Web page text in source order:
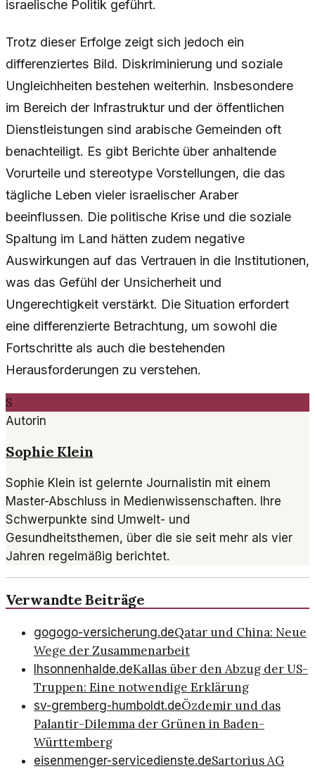
israelische Politik geführt.
Trotz dieser Erfolge zeigt sich jedoch ein
differenziertes Bild. Diskriminierung und soziale
Ungleichheiten bestehen weiterhin. Insbesondere
im Bereich der Infrastruktur und der öffentlichen
Dienstleistungen sind arabische Gemeinden oft
benachteiligt. Es gibt Berichte über anhaltende
Vorurteile und stereotype Vorstellungen, die das
tägliche Leben vieler israelischer Araber
beeinflussen. Die politische Krise und die soziale
Spaltung im Land hätten zudem negative
Auswirkungen auf das Vertrauen in die Institutionen,
was das Gefühl der Unsicherheit und
Ungerechtigkeit verstärkt. Die Situation erfordert
eine differenzierte Betrachtung, um sowohl die
Fortschritte als auch die bestehenden
Herausforderungen zu verstehen.
S
Autorin
Sophie Klein
Sophie Klein ist gelernte Journalistin mit einem
Master-Abschluss in Medienwissenschaften. Ihre
Schwerpunkte sind Umwelt- und
Gesundheitsthemen, über die sie seit mehr als vier
Jahren regelmäßig berichtet.
Verwandte Beiträge
gogogo-versicherung.deQatar und China: Neue
Wege der Zusammenarbeit
lhsonnenhalde.deKallas über den Abzug der US-
Truppen: Eine notwendige Erklärung
sv-gremberg-humboldt.deÖzdemir und das
Palantir-Dilemma der Grünen in Baden-
Württemberg
eisenmenger-servicedienste.deSartorius AG